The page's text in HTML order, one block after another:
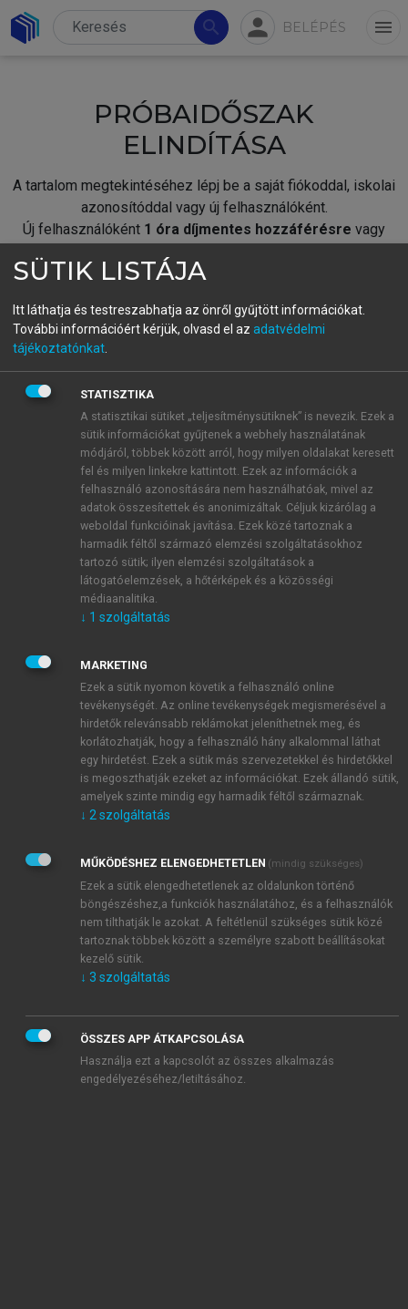
search person BELÉPÉS menu
PRÓBAIDŐSZAK
ELINDÍTÁSA
A tartalom megtekintéséhez lépj be a saját fiókoddal, iskolai
azonosítóddal vagy új felhasználóként.
Új felhasználóként 1 óra díjmentes hozzáférésre vagy
fiókoddal,vagy hozz létre új fiókot.
A regisztráció után apróbaidőszakautomatikusan
BELÉPÉS SAJÁT FIÓKKAL
ÚJ FIÓK LÉTREHOZÁSA
1 óra díjmentes hozzáférés
E-MAIL-CÍM
JELSZÓ
JELSZÓ ÚJRA
Kérek értesítést a MeRSZ újdonságairól, akcióiról.
Kérek értesítést az Akadémiai Kiadó Zrt. újdonságairól,
Adatkezelési tájékoztatóbanfoglaltakat tudomásul
veszem és elfogadom.
Általános vásárlási feltételeket, valamint a szotar.netés a
mersz.huoldalak licencszerződéseiben foglaltakat
tudomásul veszem és elfogadom.
KIPRÓBÁLOM
SÜTIK LISTÁJA
Itt láthatja és testreszabhatja az önről gyűjtött információkat.
További információért kérjük, olvasd el az adatvédelmi
tájékoztatónkat
STATISZTIKA
A statisztikai sütiket „teljesítménysütiknek” is nevezik. Ezek a
sütik információkat gyűjtenek a webhely használatának
módjáról, többek között arról, hogy milyen oldalakat keresett
fel és milyen linkekre kattintott. Ezek az információk a
felhasználó azonosítására nem használhatóak, mivel az
adatok összesítettek és anonimizáltak. Céljuk kizárólag a
weboldal funkcióinak javítása. Ezek közé tartoznak a
harmadik féltől származó elemzési szolgáltatásokhoz
tartozó sütik; ilyen elemzési szolgáltatások a
látogatóelemzések, a hőtérképek és a közösségi
médiaanalitika.
↓ 1 szolgáltatás
MARKETING
Ezek a sütik nyomon követik a felhasználó online
tevékenységét. Az online tevékenységek megismerésével a
hirdetők relevánsabb reklámokat jeleníthetnek meg, és
korlátozhatják, hogy a felhasználó hány alkalommal láthat
egy hirdetést. Ezek a sütik más szervezetekkel és hirdetőkkel
is megoszthatják ezeket az információkat. Ezek állandó sütik,
amelyek szinte mindig egy harmadik féltől származnak.
↓ 2 szolgáltatás
MŰKÖDÉSHEZ ELENGEDHETETLEN (mindig szükséges)
Ezek a sütik elengedhetetlenek az oldalunkon történő
böngészéshez,a funkciók használatához, és a felhasználók
nem tilthatják le azokat. A feltétlenül szükséges sütik közé
tartoznak többek között a személyre szabott beállításokat
kezelő sütik.
↓ 3 szolgáltatás
ÖSSZES APP ÁTKAPCSOLÁSA
Használja ezt a kapcsolót az összes alkalmazás
engedélyezéséhez/letiltásához.